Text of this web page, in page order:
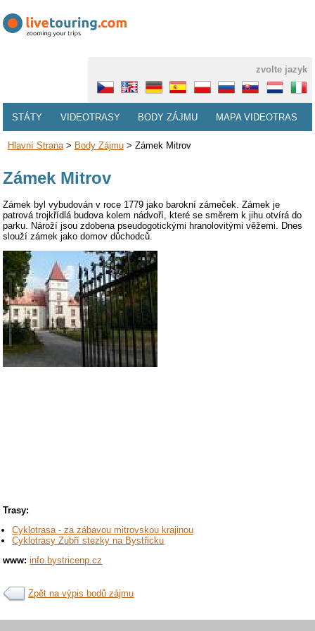
zvolte jazyk
STÁTY VIDEOTRASY BODY ZÁJMU MAPA VIDEOTRAS
Hlavní Strana> Body Zájmu> Zámek Mitrov
Zámek Mitrov
Zámek byl vybudován v roce 1779 jako barokní zámeček. Zámek je
patrová trojkřídlá budova kolem nádvoří, které se směrem k jihu otvírá do
parku. Nároží jsou zdobena pseudogotickými hranolovitými věžemi. Dnes
slouží zámek jako domov důchodců.
Trasy:
Cyklotrasa - za zábavou mitrovskou krajinou
Cyklotrasy Zubří stezky na Bystřicku
www: info.bystricenp.cz
Zpět na výpis bodů zájmu